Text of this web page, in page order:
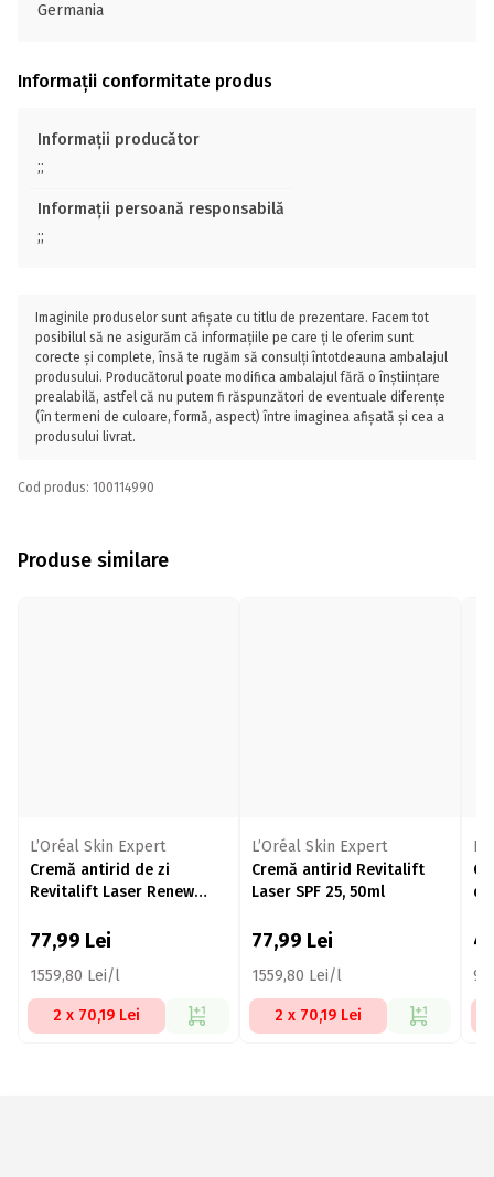
Germania
Informații conformitate produs
Informații producător
;;
Informații persoană responsabilă
;;
Imaginile produselor sunt afișate cu titlu de prezentare. Facem tot
posibilul să ne asigurăm că informațiile pe care ți le oferim sunt
corecte și complete, însă te rugăm să consulți întotdeauna ambalajul
produsului. Producătorul poate modifica ambalajul fără o înștiințare
prealabilă, astfel că nu putem fi răspunzători de eventuale diferențe
(în termeni de culoare, formă, aspect) între imaginea afișată și cea a
produsului livrat.
Cod produs: 100114990
Produse similare
L’Oréal Skin Expert
Cremă antirid de zi
Revitalift Laser Renew
77,99 Lei
1559,80 Lei/l
2 x 70,19 Lei
L’Oréal Skin Expert
Cremă antirid Revitalift
Laser SPF 25, 50ml
77,99 Lei
1559,80 Lei/l
2 x 70,19 Lei